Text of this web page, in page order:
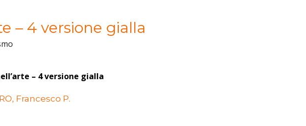
– 4 versione gialla
– 4 versione gialla
Francesco P.